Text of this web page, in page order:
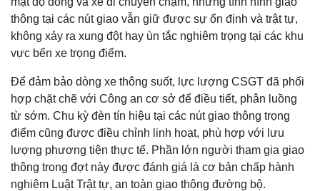
thông tại các nút giao vẫn giữ được sự ổn định và trật tự,
không xảy ra xung đột hay ùn tắc nghiêm trọng tại các khu
vực bến xe trọng điểm.
Để đảm bảo dòng xe thông suốt, lực lượng CSGT đã phối
hợp chặt chẽ với Công an cơ sở để điều tiết, phân luồng
từ sớm. Chu kỳ đèn tín hiệu tại các nút giao thông trọng
điểm cũng được điều chỉnh linh hoạt, phù hợp với lưu
lượng phương tiện thực tế. Phần lớn người tham gia giao
thông trong đợt này được đánh giá là cơ bản chấp hành
nghiêm Luật Trật tự, an toàn giao thông đường bộ.